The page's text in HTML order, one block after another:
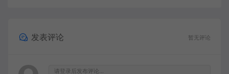
发表评论 暂无评论